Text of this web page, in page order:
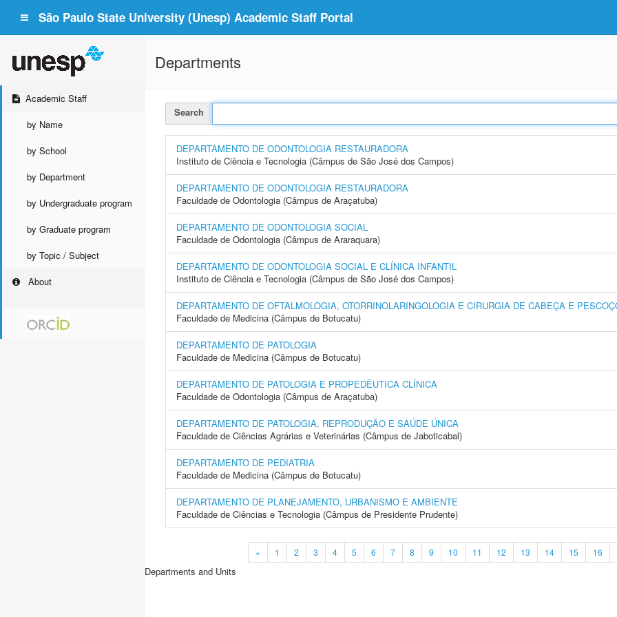
São Paulo State University (Unesp) Academic Staff Portal
Academic Staff
by Name
by School
by Department
by Undergraduate program
by Graduate program
by Topic / Subject
About
Departments
Search
DEPARTAMENTO DE ODONTOLOGIA RESTAURADORA
Instituto de Ciência e Tecnologia (Câmpus de São José dos Campos)
DEPARTAMENTO DE ODONTOLOGIA RESTAURADORA
Faculdade de Odontologia (Câmpus de Araçatuba)
DEPARTAMENTO DE ODONTOLOGIA SOCIAL
Faculdade de Odontologia (Câmpus de Araraquara)
DEPARTAMENTO DE ODONTOLOGIA SOCIAL E CLÍNICA INFANTIL
Instituto de Ciência e Tecnologia (Câmpus de São José dos Campos)
DEPARTAMENTO DE OFTALMOLOGIA, OTORRINOLARINGOLOGIA E CIRURGIA DE CABEÇA E
Faculdade de Medicina (Câmpus de Botucatu)
DEPARTAMENTO DE PATOLOGIA
Faculdade de Medicina (Câmpus de Botucatu)
DEPARTAMENTO DE PATOLOGIA E PROPEDÊUTICA CLÍNICA
Faculdade de Odontologia (Câmpus de Araçatuba)
DEPARTAMENTO DE PATOLOGIA, REPRODUÇÃO E SAÚDE ÚNICA
Faculdade de Ciências Agrárias e Veterinárias (Câmpus de Jaboticabal)
DEPARTAMENTO DE PEDIATRIA
Faculdade de Medicina (Câmpus de Botucatu)
DEPARTAMENTO DE PLANEJAMENTO, URBANISMO E AMBIENTE
Faculdade de Ciências e Tecnologia (Câmpus de Presidente Prudente)
« 1 2 3 4 5 6 7 8 9 10 11 12 13 14 15 16
Departments and Units